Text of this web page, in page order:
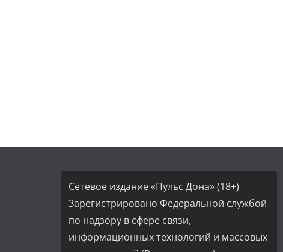
Сетевое издание «Пульс Дона» (18+)
Зарегистрировано Федеральной службой
по надзору в сфере связи,
информационных технологий и массовых